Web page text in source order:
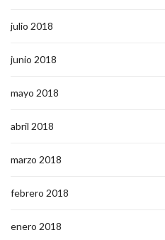
julio 2018
junio 2018
mayo 2018
abril 2018
marzo 2018
febrero 2018
enero 2018